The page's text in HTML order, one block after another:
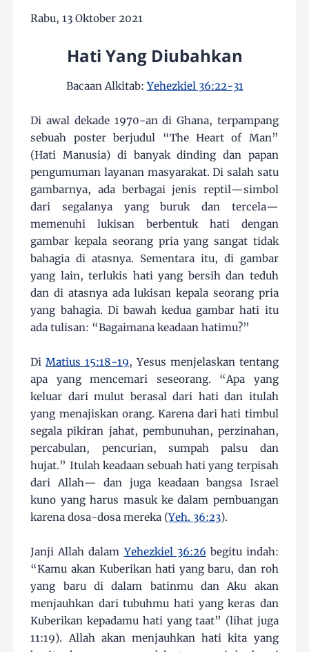
Rabu, 13 Oktober 2021
Hati Yang Diubahkan
Bacaan Alkitab:Yehezkiel 36:22-31
Di awal dekade 1970-an di Ghana, terpampang
sebuah poster berjudul “The Heart of Man”
(Hati Manusia) di banyak dinding dan papan
pengumuman layanan masyarakat. Di salah satu
gambarnya, ada berbagai jenis reptil—simbol
dari segalanya yang buruk dan tercela—
memenuhi lukisan berbentuk hati dengan
gambar kepala seorang pria yang sangat tidak
bahagia di atasnya. Sementara itu, di gambar
yang lain, terlukis hati yang bersih dan teduh
dan di atasnya ada lukisan kepala seorang pria
yang bahagia. Di bawah kedua gambar hati itu
ada tulisan: “Bagaimana keadaan hatimu?”
DiMatius 15:18-19, Yesus menjelaskan tentang
apa yang mencemari seseorang. “Apa yang
keluar dari mulut berasal dari hati dan itulah
yang menajiskan orang. Karena dari hati timbul
segala pikiran jahat, pembunuhan, perzinahan,
percabulan, pencurian, sumpah palsu dan
hujat.” Itulah keadaan sebuah hati yang terpisah
dari Allah— dan juga keadaan bangsa Israel
kuno yang harus masuk ke dalam pembuangan
karena dosa-dosa mereka (Yeh. 36:23).
Janji Allah dalamYehezkiel 36:26 begitu indah:
“Kamu akan Kuberikan hati yang baru, dan roh
yang baru di dalam batinmu dan Aku akan
menjauhkan dari tubuhmu hati yang keras dan
Kuberikan kepadamu hati yang taat” (lihat juga
11:19). Allah akan menjauhkan hati kita yang